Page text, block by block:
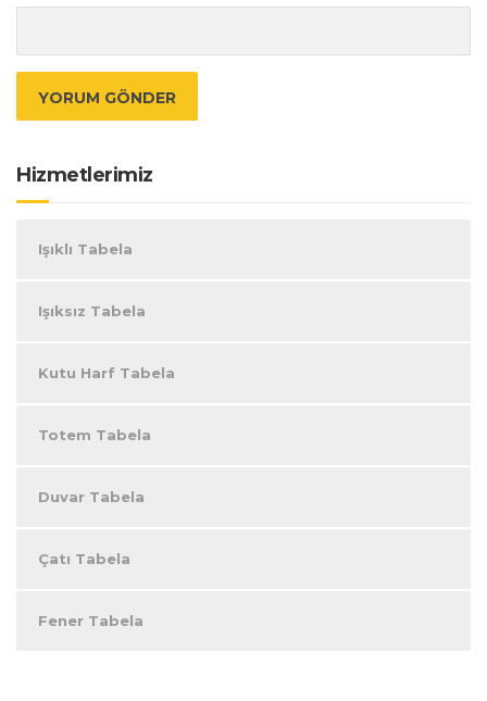
Hizmetlerimiz
Işıklı Tabela
Işıksız Tabela
Kutu Harf Tabela
Totem Tabela
Duvar Tabela
Çatı Tabela
Fener Tabela